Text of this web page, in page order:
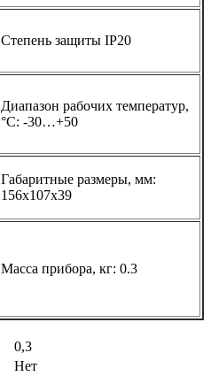
Степень защиты IP20
Диапазон рабочих температур,
°С: -30…+50
Габаритные размеры, мм:
156х107х39
Масса прибора, кг: 0.3
0,3
Нет